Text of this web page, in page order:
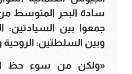
سادة البحر المتوسط
جمعوا بين السيادتين:
وبين السلطتين:
«ولكن من سوء حظ